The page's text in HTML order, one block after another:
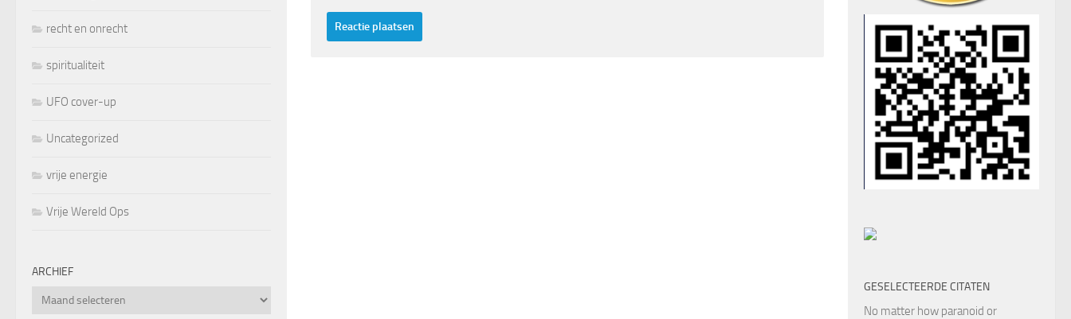
recht en onrecht
spiritualiteit
UFO cover-up
Uncategorized
vrije energie
Vrije Wereld Ops
ARCHIEF
Archief
GESELECTEERDE CITATEN
No matter how paranoid or